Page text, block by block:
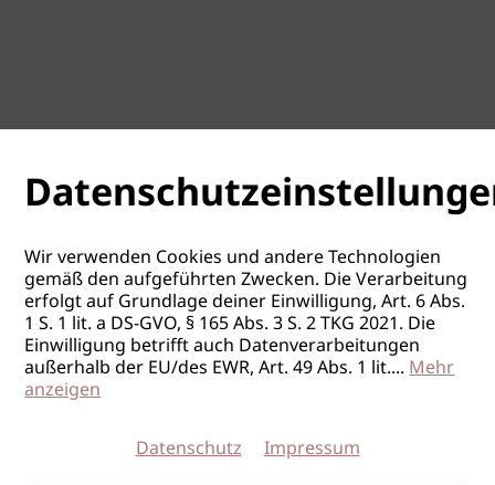
Wir verwenden Cookies und andere Technologien
gemäß den aufgeführten Zwecken. Die Verarbeitung
erfolgt auf Grundlage deiner Einwilligung, Art. 6 Abs.
1 S. 1 lit. a DS-GVO, § 165 Abs. 3 S. 2 TKG 2021. Die
Einwilligung betrifft auch Datenverarbeitungen
außerhalb der EU/des EWR, Art. 49 Abs. 1 lit....Mehr
anzeigen
Datenschutz Impressum